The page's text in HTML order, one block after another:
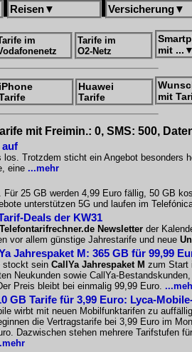
Reisen▼ Versicherung▼
im
Tarife im
O2-Netz
mit ... ▼
iPhone
Huawei
Tarife
mit
mit Freimin.: 0, SMS: 500,
auf
Trotzdem sticht ein Angebot besonders
eine ...mehr
25 GB werden 4,99 Euro fällig, 50 GB
unterstützen 5G und laufen im
Deals der KW31
Telefontarifrechner.de Newsletter der
vor allem günstige Jahrestarife und neue
Jahrespaket M: 365 GB für 99,99
stockt sein CallYa Jahrespaket M zum Start
Neukunden sowie CallYa-
Preis bleibt bei einmalig 99,99 Euro.
GB Tarife für 3,99 Euro: Lyca-
wirbt mit neuen Mobilfunktarifen zu
die Vertragstarife bei 3,99 Euro im
Dazwischen stehen mehrere Tarifstufen